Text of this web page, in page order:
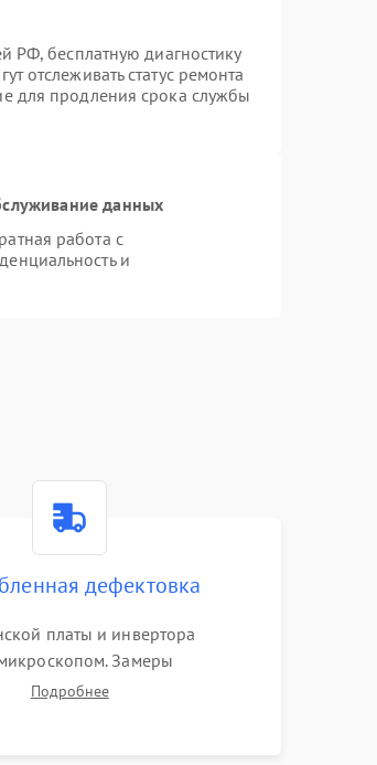
РФ, бесплатную диагностику
отслеживать статус ремонта
для продления срока службы
данных
работа с
и
дефектовка
платы и инвертора
Замеры
питания процессора и
Подробнее